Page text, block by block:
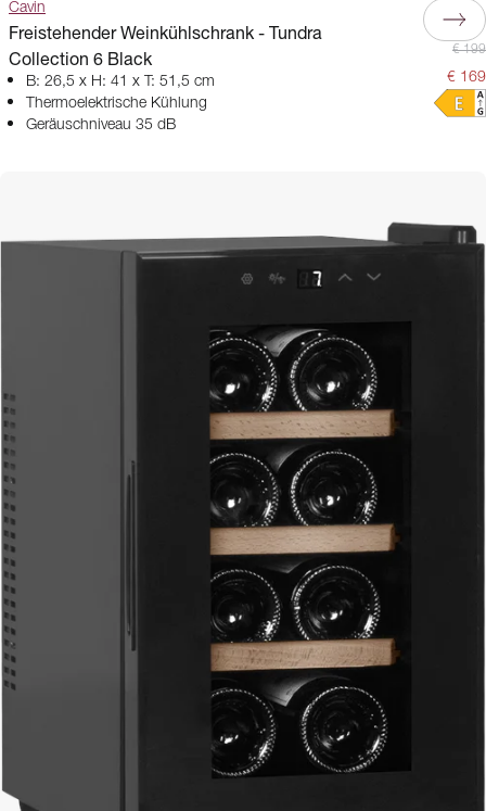
Cavin
Freistehender Weinkühlschrank - Tundra
Collection 6 Black
B: 26,5 x H: 41 x T: 51,5 cm
Thermoelektrische Kühlung
Geräuschniveau 35 dB
€ 199
€ 169